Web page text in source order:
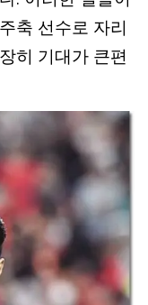
축 선수로 자리
히 기대가 큰편